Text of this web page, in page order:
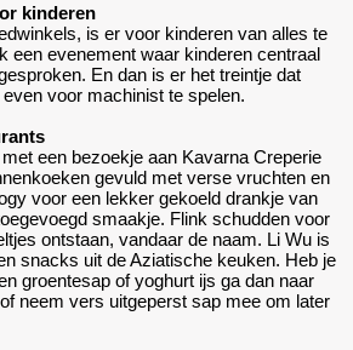
kinderen
is er voor kinderen van alles te
een evenement waar kinderen centraal
En dan is er het treintje dat
voor machinist te spelen.
een bezoekje aan Kavarna Creperie
gevuld met verse vruchten en
voor een lekker gekoeld drankje van
smaakje. Flink schudden voor
ontstaan, vandaar de naam. Li Wu is
snacks uit de Aziatische keuken. Heb je
groentesap of yoghurt ijs ga dan naar
neem vers uitgeperst sap mee om later